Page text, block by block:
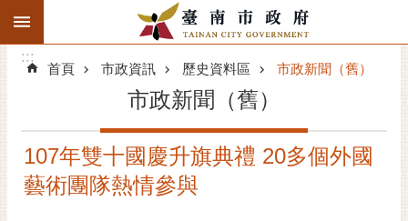
跳到主要內容區塊
搜
階
精彩府城
:::
:::
首頁 市政資訊 歷史資料區 市政新聞（舊）
市政新聞（舊）
107年雙十國慶升旗典禮 20多個外國
藝術團隊熱情參與